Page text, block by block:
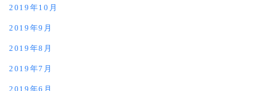
2019年10月
2019年9月
2019年8月
2019年7月
2019年6月